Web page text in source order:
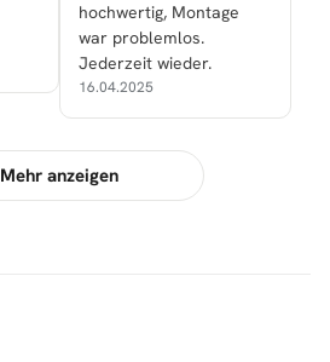
hochwertig, Montage
war problemlos.
Jederzeit wieder.
16.04.2025
Mehr anzeigen